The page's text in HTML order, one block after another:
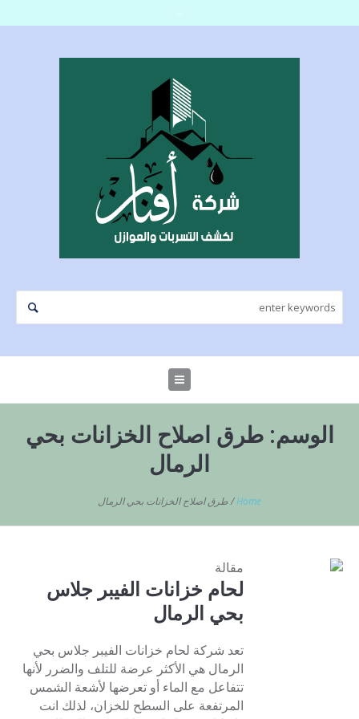
الوسم:طرق اصلاح الخزانات بحي
الرمال
Home
/طرق اصلاح الخزانات بحي الرمال
مقالة
لحام خزانات الفيبر جلاس
بحي الرمال
تعد شركة لحام خزانات الفيبر جلاس بحي
الرمال هي الأكثر عرضة للتلف والضرر لأنها
تتفاعل مع الماء أو تعرضها لأشعة الشمس
المرتفعة على السطح للخزان، لذلك انت